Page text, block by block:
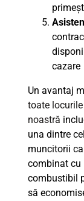
cazare
Un avantaj
toate
noastră
una dintre
muncitorii
combinat cu
combustibil
să